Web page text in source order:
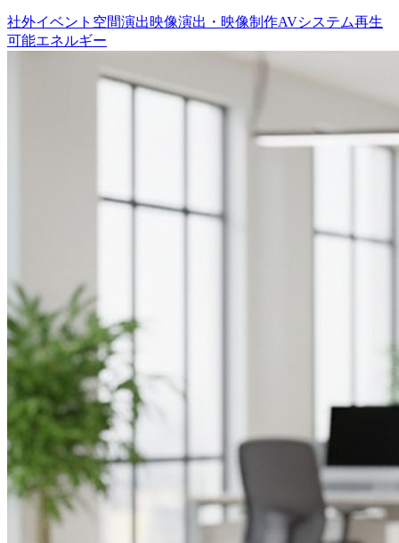
社外イベント 空間演出映像演出・映像制作AVシステム再生
可能エネルギー